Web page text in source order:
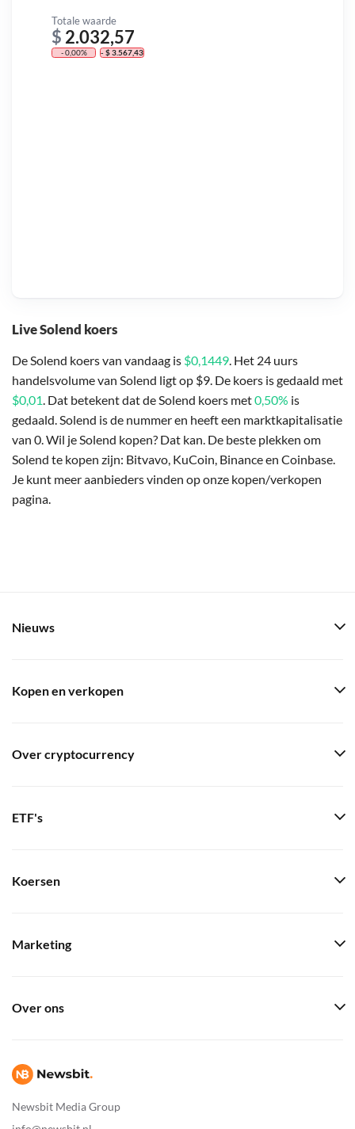
Live Solend koers
De Solend koers van vandaag is $0,1449. Het 24 uurs
handelsvolume van Solend ligt op $9. De koers is gedaald met
$0,01. Dat betekent dat de Solend koers met0,50% is
gedaald. Solend is de nummer en heeft een marktkapitalisatie
van 0. Wil je Solend kopen? Dat kan. De beste plekken om
Solend te kopen zijn: Bitvavo, KuCoin, Binance en Coinbase.
Je kunt meer aanbieders vinden op onze kopen/verkopen
pagina.
Totale waarde
$ 2.032,57
- 0,00% - $ 3.567,43
Newsbit Media Group
Nieuws
Kopen en verkopen
Over cryptocurrency
ETF's
Koersen
Marketing
Over ons